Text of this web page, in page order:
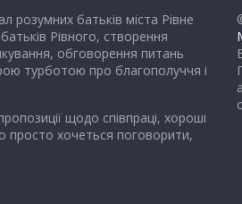
розумних батьків міста Рівне
Рівного, створення
обговорення питань
турботою про благополуччя і
щодо співпраці, хороші
просто хочеться поговорити,